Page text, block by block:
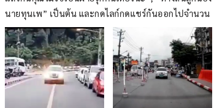
นายทุนเพ” เป็นต้น และกดไลก์กดแชร์กันออกไปจำนวน
มาก